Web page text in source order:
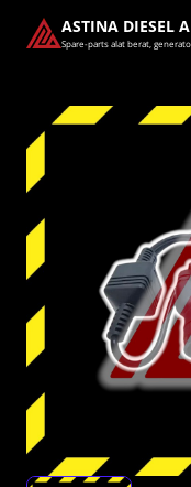
ASTINA DIESEL
Spare-parts alat berat,
Dengan
dengan